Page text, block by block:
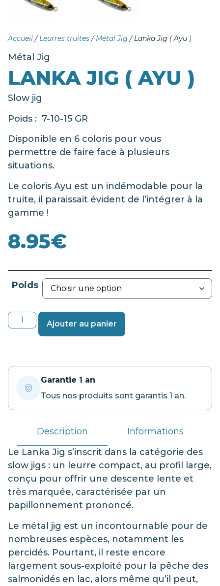
Accueil/ Leurres truites/ Métal Jig / Lanka Jig ( Ayu )
Métal Jig
LANKA JIG ( AYU )
Slow jig
Poids : 7-10-15 GR
Disponible en 6 coloris pour vous
permettre de faire face à plusieurs
situations.
Le coloris Ayu est un indémodable pour la
truite, il paraissait évident de l’intégrer à la
gamme !
8.95€
Poids
Ajouter au panier
Garantie 1 an
Tous nos produits sont garantis 1 an.
Description
Informations
Le Lanka Jig s’inscrit dans la catégorie des
slow jigs : un leurre compact, au profil large,
conçu pour offrir une descente lente et
très marquée, caractérisée par un
papillonnement prononcé.
Le métal jig est un incontournable pour de
nombreuses espèces, notamment les
percidés. Pourtant, il reste encore
largement sous-exploité pour la pêche des
salmonidés en lac, alors même qu’il peut,